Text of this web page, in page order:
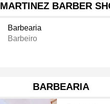
MARTINEZ BARBER
Barbearia
Barbeiro
BARBEARIA